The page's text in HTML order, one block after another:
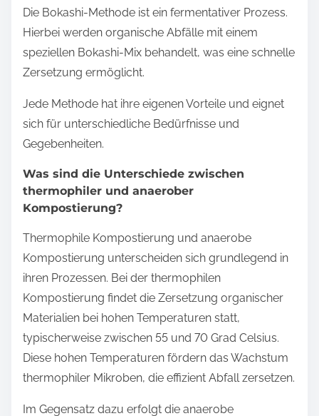
Die Bokashi-Methode ist ein fermentativer Prozess.
Hierbei werden organische Abfälle mit einem
speziellen Bokashi-Mix behandelt, was eine schnelle
Zersetzung ermöglicht.
Jede Methode hat ihre eigenen Vorteile und eignet
sich für unterschiedliche Bedürfnisse und
Gegebenheiten.
Was sind die Unterschiede zwischen
thermophiler und anaerober
Kompostierung?
Thermophile Kompostierung und anaerobe
Kompostierung unterscheiden sich grundlegend in
ihren Prozessen. Bei der thermophilen
Kompostierung findet die Zersetzung organischer
Materialien bei hohen Temperaturen statt,
typischerweise zwischen 55 und 70 Grad Celsius.
Diese hohen Temperaturen fördern das Wachstum
thermophiler Mikroben, die effizient Abfall zersetzen.
Im Gegensatz dazu erfolgt die anaerobe